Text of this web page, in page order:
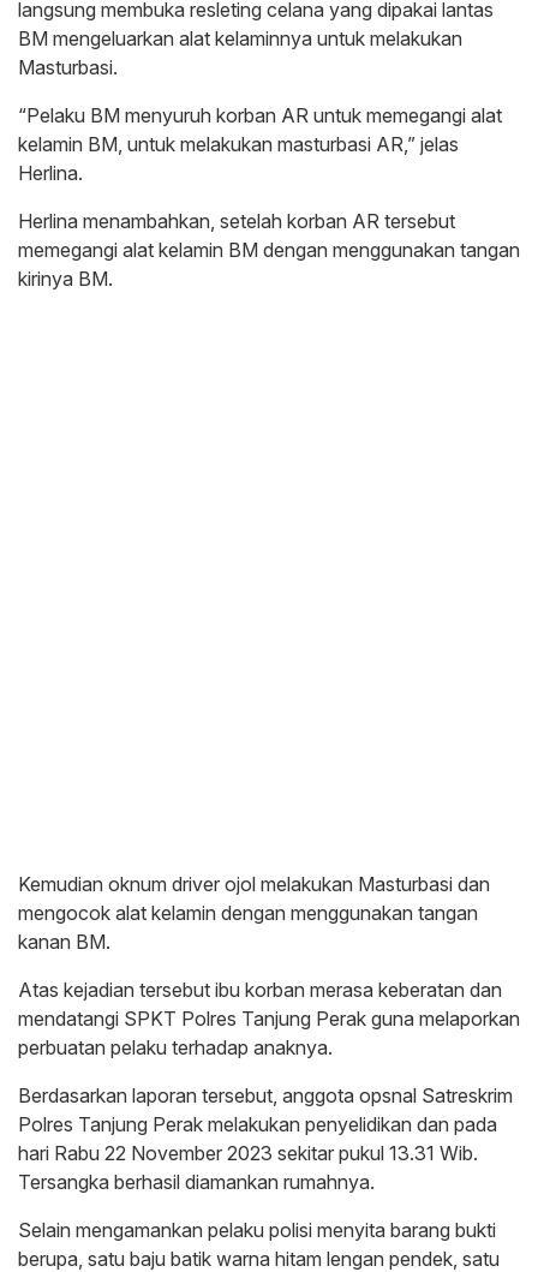
langsung membuka resleting celana yang dipakai lantas
BM mengeluarkan alat kelaminnya untuk melakukan
Masturbasi.
“Pelaku BM menyuruh korban AR untuk memegangi alat
kelamin BM, untuk melakukan masturbasi AR,” jelas
Herlina.
Herlina menambahkan, setelah korban AR tersebut
memegangi alat kelamin BM dengan menggunakan tangan
kirinya BM.
Kemudian oknum driver ojol melakukan Masturbasi dan
mengocok alat kelamin dengan menggunakan tangan
kanan BM.
Atas kejadian tersebut ibu korban merasa keberatan dan
mendatangi SPKT Polres Tanjung Perak guna melaporkan
perbuatan pelaku terhadap anaknya.
Berdasarkan laporan tersebut, anggota opsnal Satreskrim
Polres Tanjung Perak melakukan penyelidikan dan pada
hari Rabu 22 November 2023 sekitar pukul 13.31 Wib.
Tersangka berhasil diamankan rumahnya.
Selain mengamankan pelaku polisi menyita barang bukti
berupa, satu baju batik warna hitam lengan pendek, satu